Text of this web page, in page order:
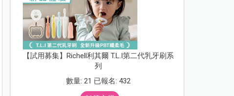
【試用募集】Richell利其爾 T.L.I第二代乳牙刷系
列
數量: 21 已報名: 432